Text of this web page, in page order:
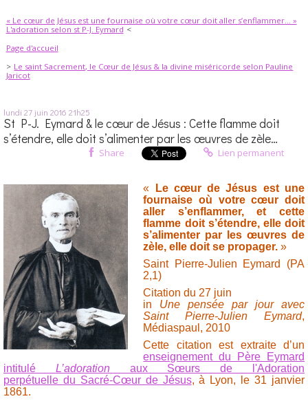
« Le cœur de Jésus est une fournaise où votre cœur doit aller s’enflammer… »
L'adoration selon st P-J. Eymard
Page d'accueil
Le saint Sacrement, le Cœur de Jésus & la divine miséricorde selon Pauline
Jaricot
lundi 27 juin 2016 21h25
St P-J. Eymard & le cœur de Jésus : Cette flamme doit
s’étendre, elle doit s’alimenter par les œuvres de zèle…
Share Lien permanent
«
Le cœur de Jésus est une
fournaise où votre cœur doit
aller s’enflammer, et cette
flamme doit s’étendre, elle doit
s’alimenter par les œuvres de
zèle, elle doit se propager. »
Saint Pierre-Julien Eymard (PA
2,1)
Citation du 27 juin
in Une pensée par jour avec
Saint Pierre-Julien Eymard,
Médiaspaul, 2010
Cette citation est extraite d’un
enseignement du Père Eymard
intitulé L’adorationaux Sœurs de l'Adoration
perpétuelle du Sacré-Cœur de Jésus, à Lyon, le 31 janvier
1861.